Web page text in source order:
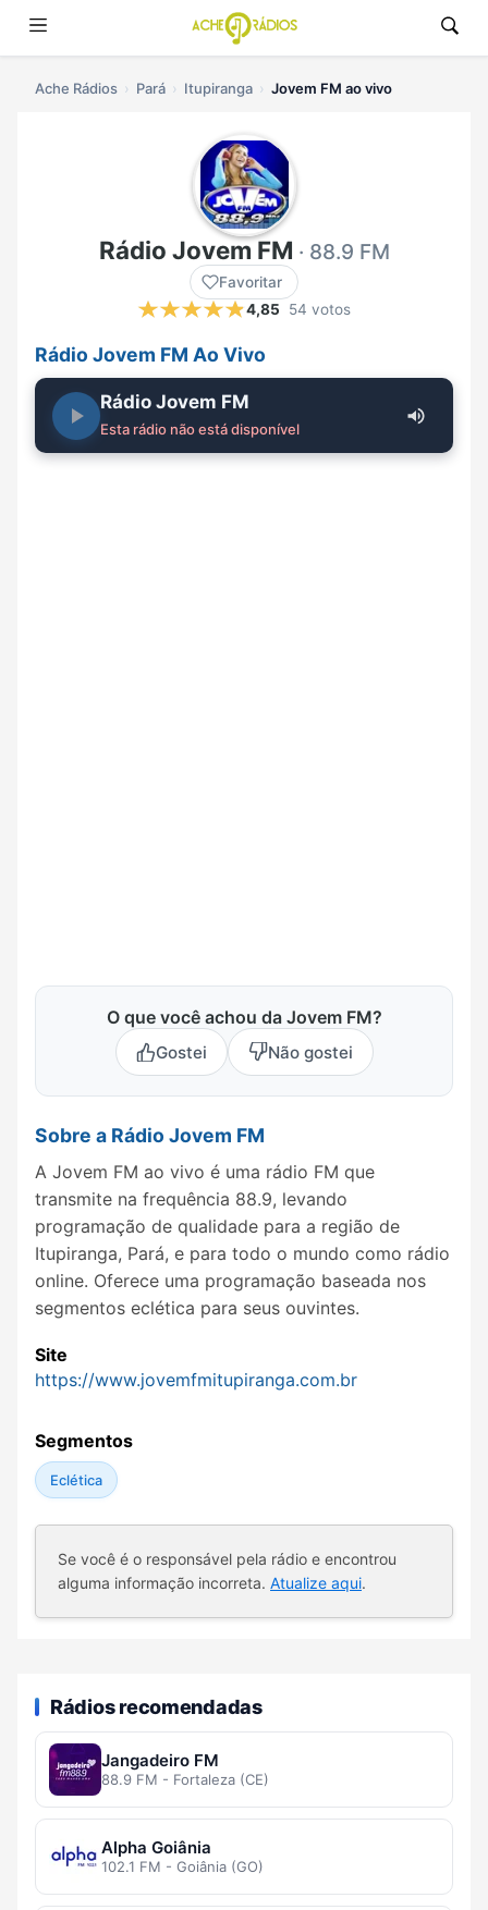
Ache Rádios Pará Itupiranga Jovem FM ao vivo
Rádio Jovem FM · 88.9 FM
Favoritar
4,85
54 votos
Rádio Jovem FM Ao Vivo
Rádio Jovem FM
Esta rádio não está disponível
O que você achou da Jovem FM?
Gostei Não gostei
Sobre a Rádio Jovem FM
A Jovem FM ao vivo é uma rádio FM que
transmite na frequência 88.9, levando
programação de qualidade para a região de
Itupiranga, Pará, e para todo o mundo como rádio
online. Oferece uma programação baseada nos
segmentos eclética para seus ouvintes.
Site
https://www.jovemfmitupiranga.com.br
Segmentos
Eclética
Se você é o responsável pela rádio e encontrou
alguma informação incorreta. Atualize aqui.
Rádios recomendadas
Jangadeiro FM
88.9 FM - Fortaleza (CE)
Alpha Goiânia
102.1 FM - Goiânia (GO)